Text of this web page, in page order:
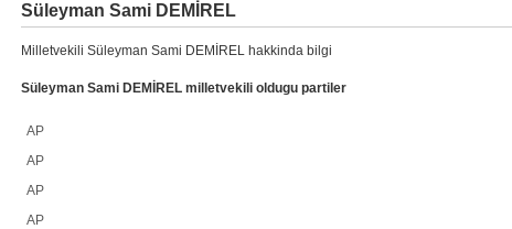
Süleyman Sami DEMİREL
Milletvekili Süleyman Sami DEMİREL hakkinda bilgi
Süleyman Sami DEMİREL milletvekili oldugu partiler
AP
AP
AP
AP